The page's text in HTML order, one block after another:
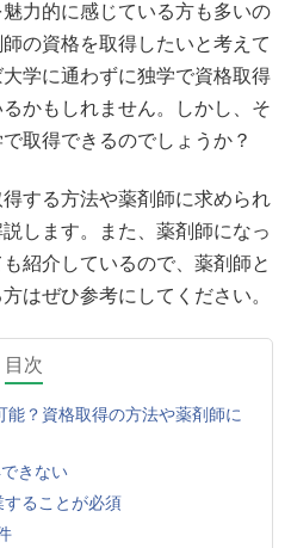
力的に感じている方も多いの
の資格を取得したいと考えて
学に通わずに独学で資格取得
かもしれません。しかし、そ
取得できるのでしょうか？
する方法や薬剤師に求められ
します。また、薬剤師になっ
紹介しているので、薬剤師と
はぜひ参考にしてください。
目次
？資格取得の方法や薬剤師に
きない
ることが必須